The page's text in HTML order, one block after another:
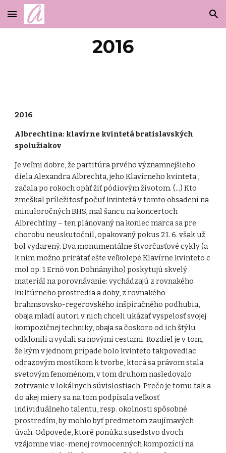
Skip to main content Skip to navigation
2016
2016
Albrechtina: klavírne kvintetá bratislavských
spolužiakov
Je veľmi dobre, že partitúra prvého významnejšieho
diela Alexandra Albrechta, jeho Klavírneho kvinteta ,
začala po rokoch opäť žiť pódiovým životom. (...) Kto
zmeškal príležitosť počuť kvintetá v tomto obsadení na
minuloročných BHS, mal šancu na koncertoch
Albrechtiny – ten plánovaný na koniec marca sa pre
chorobu neuskutočnil, opakovaný pokus 21. 6. však už
bol vydarený. Dva monumentálne štvorčasťové cykly (a
k nim možno prirátať ešte veľkolepé Klavírne kvinteto c
mol op. 1 Ernö von Dohnányiho) poskytujú skvelý
materiál na porovnávanie: vychádzajú z rovnakého
kultúrneho prostredia a doby, z rovnakého
brahmsovsko-regerovského inšpiračného podhubia,
obaja mladí autori v nich chceli ukázať vyspelosť svojej
kompozičnej techniky, obaja sa čoskoro od ich štýlu
odklonili a vydali sa novými cestami. Rozdiel je v tom,
že kým v jednom prípade bolo kvinteto takpovediac
odrazovým mostíkom k tvorbe, ktorá sa právom stala
svetovým fenoménom, v tom druhom nasledovalo
zotrvanie v lokálnych súvislostiach. Prečo je tomu tak a
do akej miery sa na tom podpísala veľkosť
individuálneho talentu, resp. okolnosti spôsobné
prostredím, by mohlo byť predmetom zaujímavých
úvah. Odpovede, ktoré ponúka susedstvo dvoch
vzájomne viac-menej rovnocenných kompozícií na